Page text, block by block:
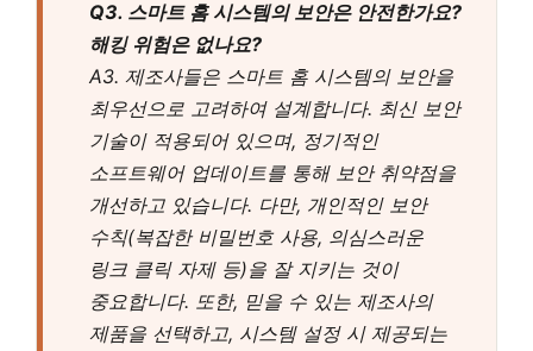
Q3. 스마트 홈 시스템의 보안은 안전한가요?
해킹 위험은 없나요?
A3. 제조사들은 스마트 홈 시스템의 보안을
최우선으로 고려하여 설계합니다. 최신 보안
기술이 적용되어 있으며, 정기적인
소프트웨어 업데이트를 통해 보안 취약점을
개선하고 있습니다. 다만, 개인적인 보안
수칙(복잡한 비밀번호 사용, 의심스러운
링크 클릭 자제 등)을 잘 지키는 것이
중요합니다. 또한, 믿을 수 있는 제조사의
제품을 선택하고, 시스템 설정 시 제공되는